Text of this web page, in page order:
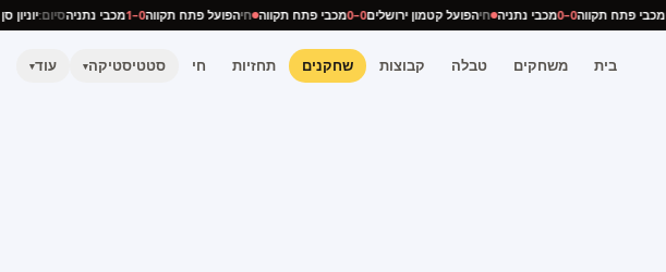
חימכבי פתח תקווה0–0 מכבי נתניה חיהפועל קטמון ירושלים0–0 מכבי פתח תקווה חיהפועל פתח תקווה0–1 מכבי נתניהסיום:
בית משחקים טבלה קבוצות שחקנים תחזיות חי סטטיסטיקה▾ עוד▾